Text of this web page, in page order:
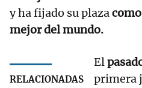
y ha fijado su plaza
mejor del mundo.
RELACIONADAS
El
primera